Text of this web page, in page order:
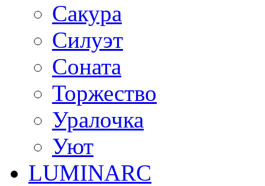
Сакура
Силуэт
Соната
Торжество
Уралочка
Уют
LUMINARC